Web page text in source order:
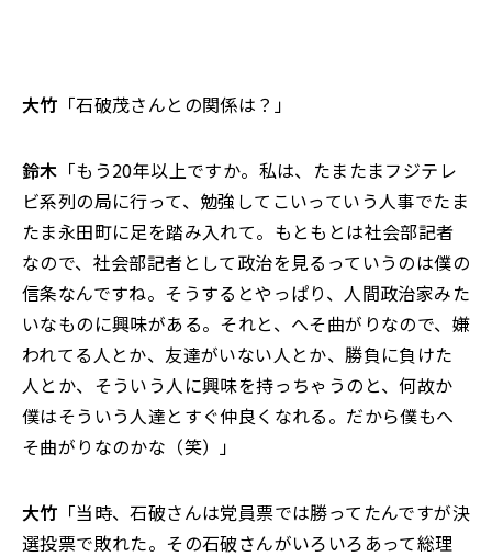
大竹 「石破茂さんとの関係は？」
鈴木 「もう20年以上ですか。私は、たまたまフジテレ
ビ系列の局に行って、勉強してこいっていう人事でたま
たま永田町に足を踏み入れて。もともとは社会部記者
なので、社会部記者として政治を見るっていうのは僕の
信条なんですね。そうするとやっぱり、人間政治家みた
いなものに興味がある。それと、へそ曲がりなので、嫌
われてる人とか、友達がいない人とか、勝負に負けた
人とか、そういう人に興味を持っちゃうのと、何故か
僕はそういう人達とすぐ仲良くなれる。だから僕もへ
そ曲がりなのかな（笑）」
大竹 「当時、石破さんは党員票では勝ってたんですが決
選投票で敗れた。その石破さんがいろいろあって総理